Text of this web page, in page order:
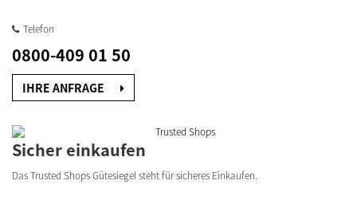
Telefon
0800-409 01 50
IHRE ANFRAGE
Sicher einkaufen
Das Trusted Shops Gütesiegel steht für sicheres Einkaufen.